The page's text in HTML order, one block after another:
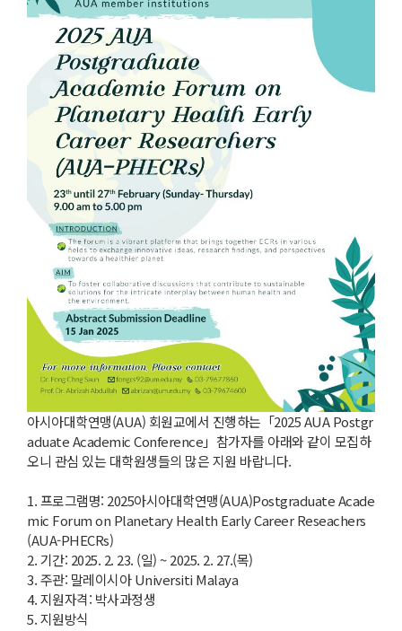
아시아대학연맹(AUA) 회원교에서 진행하는「2025 AUA Postgr
aduate Academic Conference」참가자를 아래와 같이 모집하
오니 관심 있는 대학원생들의 많은 지원 바랍니다.
1. 프로그램명: 2025아시아대학연맹(AUA)Postgraduate Acade
mic Forum on Planetary Health Early Career Reseachers
(AUA-PHECRs)
2. 기간: 2025. 2. 23. (일) ~ 2025. 2. 27.(목)
3. 주관: 말레이시아 Universiti Malaya
4. 지원자격: 박사과정생
5. 지원방식